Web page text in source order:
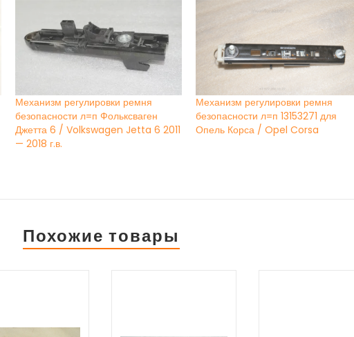
Механизм регулировки ремня
безопасности л=п Фольксваген
Джетта 6 / Volkswagen Jetta 6 2011
— 2018 г.в.
Механизм регулировки ремня
безопасности л=п 13153271 для
Опель Корса / Opel Corsa
Похожие товары